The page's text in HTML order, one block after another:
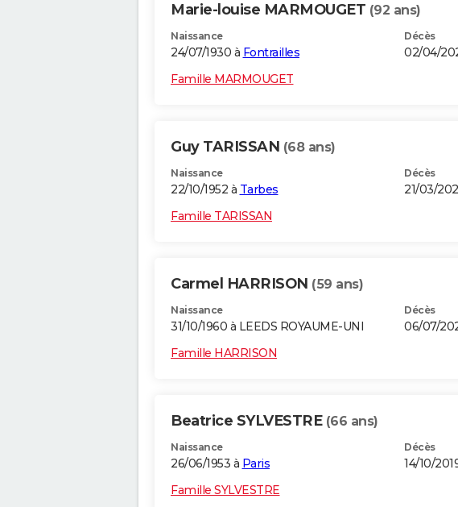
Marie-louise MARMOUGET (92 ans)
Naissance
24/07/1930 à Fontrailles
Décès
02/04/
Famille MARMOUGET
Guy TARISSAN (68 ans)
Naissance
22/10/1952 à Tarbes
Décès
21/03/
Famille TARISSAN
Carmel HARRISON (59 ans)
Naissance
31/10/1960 à LEEDS ROYAUME-UNI
Décès
06/07/
Famille HARRISON
Beatrice SYLVESTRE (66 ans)
Naissance
26/06/1953 à Paris
Décès
14/10/
Famille SYLVESTRE